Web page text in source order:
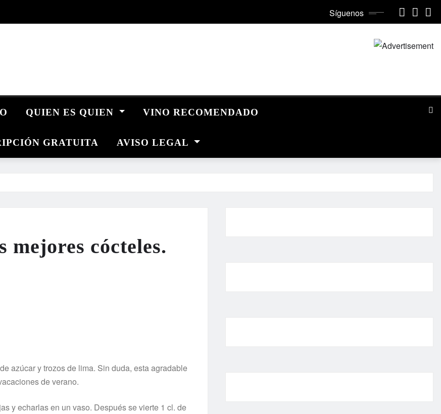
Síguenos
QUIEN ES QUIEN VINO RECOMENDADO
GRATUITA AVISO LEGAL
mejores cócteles.
azúcar y trozos de lima. Sin duda, esta agradable
de verano.
y echarlas en un vaso. Después se vierte 1 cl. de